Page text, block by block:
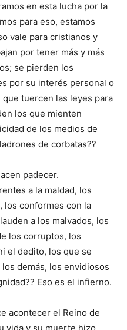
en esta lucha por la
para eso, estamos
vale para cristianos y
por tener más y más
se pierden los
por su interés personal o
tuercen las leyes para
los que mienten
de los medios de
de corbatas??
padecer.
a la maldad, los
los conformes con la
a los malvados, los
los corruptos, los
el dedito, los que se
demás, los envidiosos
Eso es el infierno.
acontecer el Reino de